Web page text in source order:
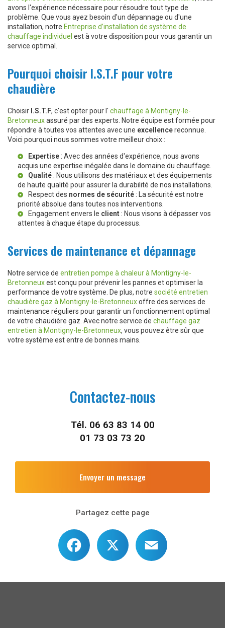
avons l'expérience nécessaire pour résoudre tout type de
problème. Que vous ayez besoin d'un dépannage ou d'une
installation, notre Entreprise d’installation de système de
chauffage individuel est à votre disposition pour vous garantir un
service optimal.
Pourquoi choisir I.S.T.F pour votre
chaudière
Choisir I.S.T.F, c'est opter pour l' chauffage à Montigny-le-
Bretonneuxassuré par des experts. Notre équipe est formée pour
répondre à toutes vos attentes avec une excellencereconnue.
Voici pourquoi nous sommes votre meilleur choix :
Expertise : Avec des années d'expérience, nous avons
acquis une expertise inégalée dans le domaine du chauffage.
Qualité : Nous utilisons des matériaux et des équipements
de haute qualité pour assurer la durabilité de nos installations.
Respect des normes de sécurité : La sécurité est notre
priorité absolue dans toutes nos interventions.
Engagement envers le client : Nous visons à dépasser vos
attentes à chaque étape du processus.
Services de maintenance et dépannage
Notre service de entretien pompe à chaleur à Montigny-le-
Bretonneuxest conçu pour prévenir les pannes et optimiser la
performance de votre système. De plus, notre société entretien
chaudière gaz à Montigny-le-Bretonneuxoffre des services de
maintenance réguliers pour garantir un fonctionnement optimal
de votre chaudière gaz. Avec notre service de chauffage gaz
entretien à Montigny-le-Bretonneux, vous pouvez être sûr que
votre système est entre de bonnes mains.
Contactez-nous
Tél. 06 63 83 14 00
01 73 03 73 20
Envoyer un message
Partagez cette page
Facebook